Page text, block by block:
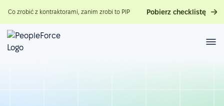
Co zrobić z kontraktorami, zanim zrobi to PIP Pobierz checklistę